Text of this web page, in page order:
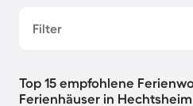
Filter
Top 15 empfohlene
Ferienhäuser in Hechtsheim